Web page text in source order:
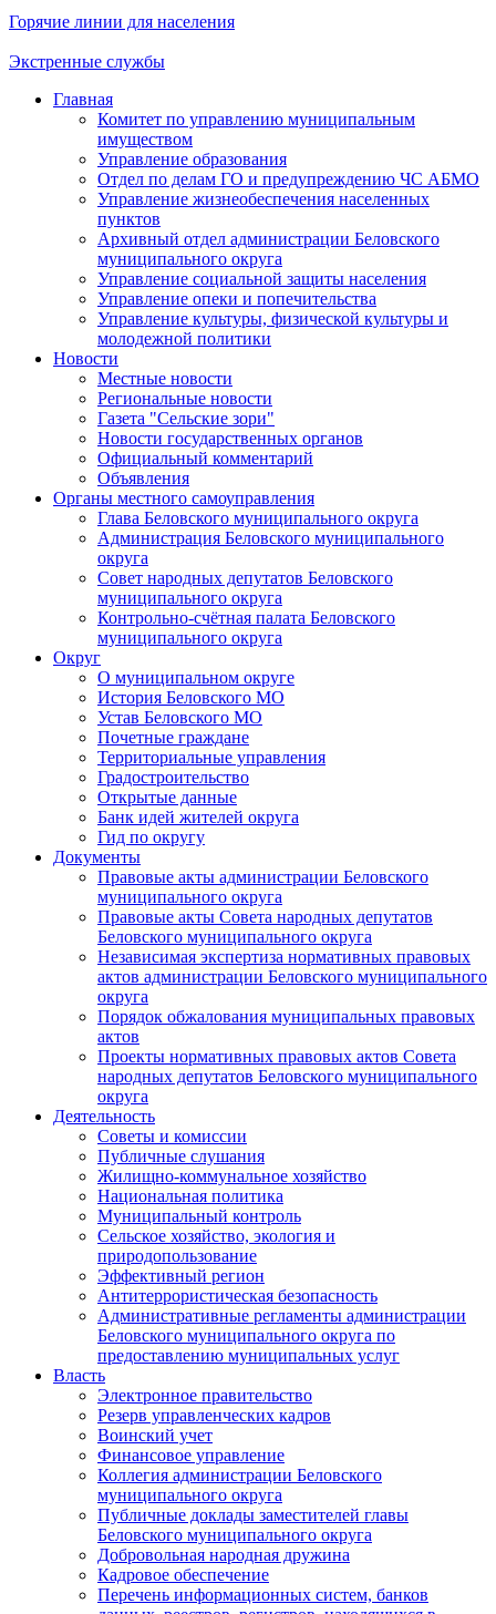
Горячие линии для населения
Экстренные службы
Главная
Комитет по управлению муниципальным
имуществом
Управление образования
Отдел по делам ГО и предупреждению ЧС АБМО
Управление жизнеобеспечения населенных
пунктов
Архивный отдел администрации Беловского
муниципального округа
Управление социальной защиты населения
Управление опеки и попечительства
Управление культуры, физической культуры и
молодежной политики
Новости
Местные новости
Региональные новости
Газета "Сельские зори"
Новости государственных органов
Официальный комментарий
Объявления
Органы местного самоуправления
Глава Беловского муниципального округа
Администрация Беловского муниципального
округа
Совет народных депутатов Беловского
муниципального округа
Контрольно-счётная палата Беловского
муниципального округа
Округ
О муниципальном округе
История Беловского МО
Устав Беловского МО
Почетные граждане
Территориальные управления
Градостроительство
Открытые данные
Банк идей жителей округа
Гид по округу
Документы
Правовые акты администрации Беловского
муниципального округа
Правовые акты Совета народных депутатов
Беловского муниципального округа
Независимая экспертиза нормативных правовых
актов администрации Беловского муниципального
округа
Порядок обжалования муниципальных правовых
актов
Проекты нормативных правовых актов Совета
народных депутатов Беловского муниципального
округа
Деятельность
Советы и комиссии
Публичные слушания
Жилищно-коммунальное хозяйство
Национальная политика
Муниципальный контроль
Сельское хозяйство, экология и
природопользование
Эффективный регион
Антитеррористическая безопасность
Административные регламенты администрации
Беловского муниципального округа по
предоставлению муниципальных услуг
Власть
Электронное правительство
Резерв управленческих кадров
Воинский учет
Финансовое управление
Коллегия администрации Беловского
муниципального округа
Публичные доклады заместителей главы
Беловского муниципального округа
Добровольная народная дружина
Кадровое обеспечение
Перечень информационных систем, банков